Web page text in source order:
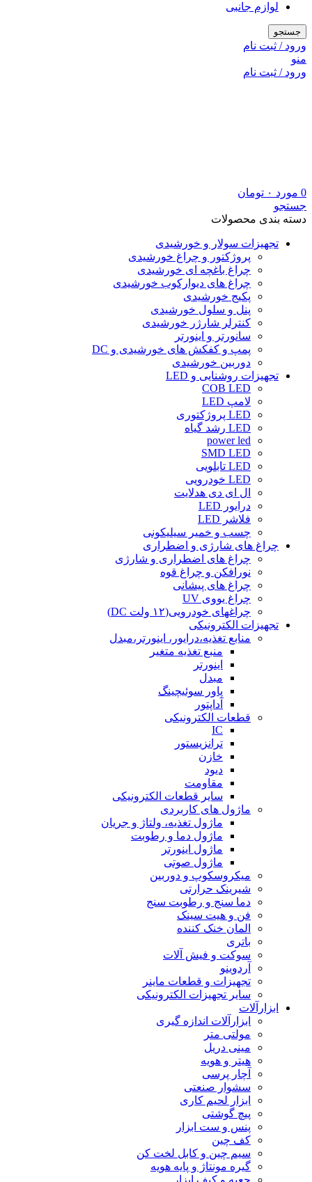
لوازم جانبی
جستجو
ورود / ثبت نام
منو
ورود / ثبت نام
0 مورد ۰ تومان
جستجو
دسته بندی محصولات
تجهیزات سولار و خورشیدی
پروژکتور و چراغ خورشیدی
چراغ باغچه ای خورشیدی
چراغ های دیوارکوب خورشیدی
پکیج خورشیدی
پنل و سلول خورشیدی
کنترلر شارژر خورشیدی
سانورتر و اینورتر
پمپ و کفکش های خورشیدی و DC
دوربین خورشیدی
تجهیزات روشنایی و LED
COB LED
لامپ LED
LED پروژکتوری
LED رشد گیاه
power led
SMD LED
LED تابلویی
LED خودرویی
ال ای دی هدلایت
درایور LED
فلاشر LED
چسب و خمیر سیلیکونی
چراغ های شارژی و اضطراری
چراغ های اضطراری و شارژی
نورافکن و چراغ قوه
چراغ های پیشانی
چراغ یووی UV
چراغهای خودرویی(۱۲ ولت DC)
تجهیزات الکترونیکی
منابع تغذیه،درایور، اینورتر،مبدل
منبع تغذیه متغیر
اینورتر
مبدل
پاور سوئیچینگ
آداپتور
قطعات الکترونیکی
IC
ترانزیستور
خازن
دیود
مقاومت
سایر قطعات الکترونیکی
ماژول های کاربردی
ماژول تغذیه، ولتاژ و جریان
ماژول دما و رطوبت
ماژول اینورتر
ماژول صوتی
میکروسکوپ و دوربین
شیرینک حرارتی
دما سنج و رطوبت سنج
فن و هیت سینک
المان خنک کننده
باتری
سوکت و فیش آلات
آردوینو
تجهیزات و قطعات ماینر
سایر تجهیزات الکترونیکی
ابزارآلات
ابزارآلات اندازه گیری
مولتی متر
مینی دریل
هیتر و هویه
آچار پرسی
سشوار صنعتی
ابزار لحیم کاری
پیچ گوشتی
پنس و ست ابزار
کف چین
سیم چین و کابل لخت کن
گیره مونتاژ و پایه هویه
جعبه و کیف ابزار